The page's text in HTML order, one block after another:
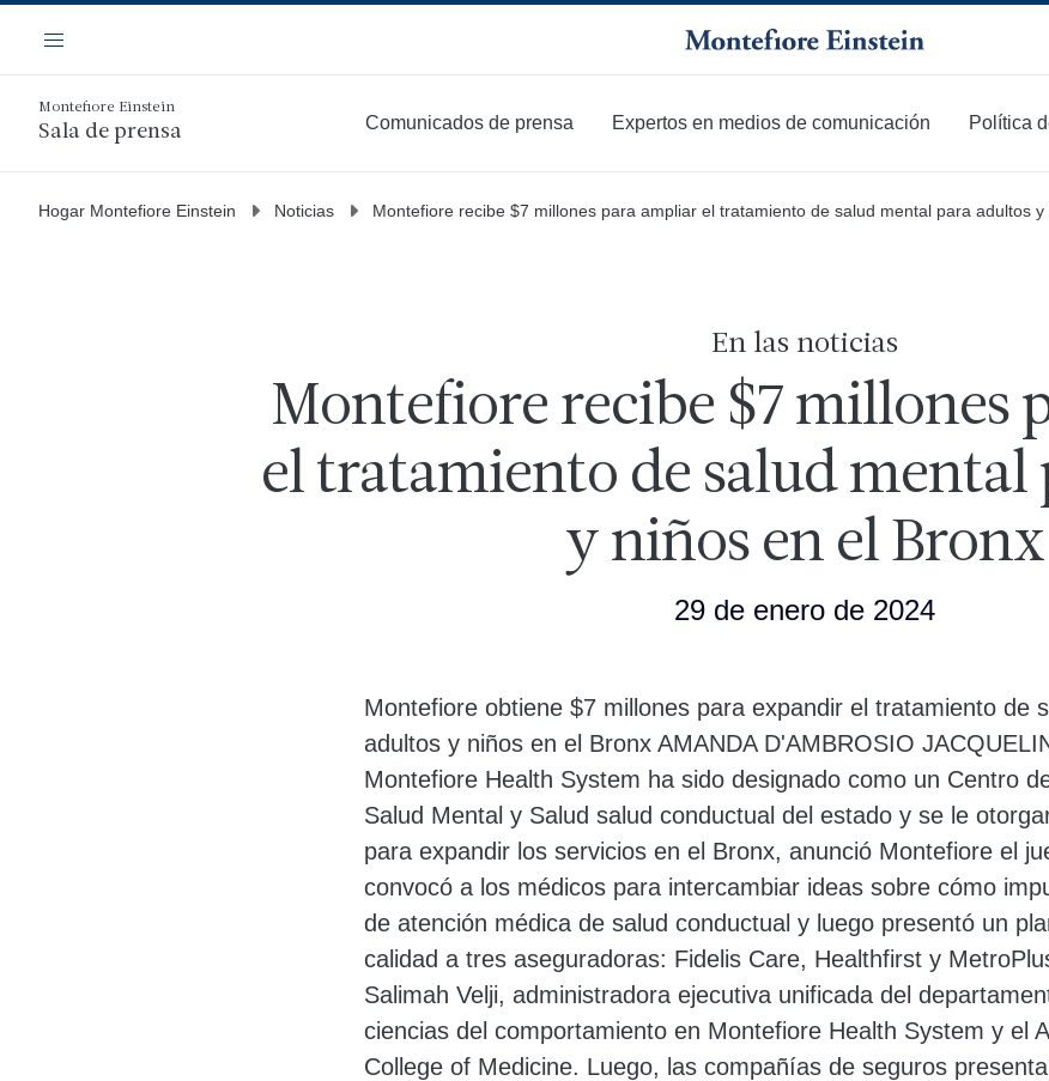
contenido
principal
Navegación
Menú
Montefiore Einstein
Sala de prensa Comunicados de prensa Expertos en medios de comunicación Política
Hogar Montefiore Einstein Noticias Montefiore recibe $7 millones para ampliar el tratamiento de salud mental para adultos
En las noticias
Montefiore recibe $7 millones
el tratamiento de salud mental
y niños en el Bronx
29 de enero de 2024
Cuerpo
Montefiore obtiene $7 millones para expandir el tratamiento de
adultos y niños en el Bronx AMANDA D'AMBROSIO
Montefiore Health System ha sido designado como un Centro
Salud Mental y Salud salud conductual del estado y se le
para expandir los servicios en el Bronx, anunció Montefiore el
convocó a los médicos para intercambiar ideas sobre cómo
de atención médica de salud conductual y luego presentó un
calidad a tres aseguradoras: Fidelis Care, Healthfirst y
Salimah Velji, administradora ejecutiva unificada del
ciencias del comportamiento en Montefiore Health System y el
College of Medicine. Luego, las compañías de seguros